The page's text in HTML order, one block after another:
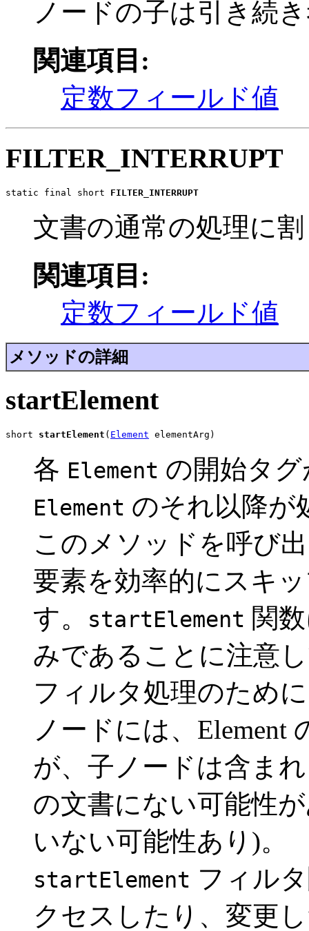
ノードの子は引き続
関連項目:
定数フィールド値
FILTER_INTERRUPT
static final short FILTER_INTERRUPT
文書の通常の処理に
関連項目:
定数フィールド値
メソッドの詳細
startElement
short startElement ( Element elementArg)
各 Element の開始タ
Element のそれ以降が
このメソッドを呼び
要素を効率的にスキ
す。
startElement 関
みであることに注意
フィルタ処理のため
ノードには、Element
が、子ノードは含ま
の文書にない可能性
いない可能性あり)。
startElement フィル
クセスしたり、変更